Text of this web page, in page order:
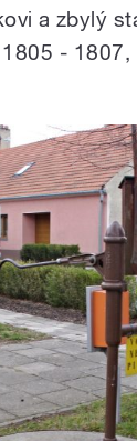
a zbylý
-